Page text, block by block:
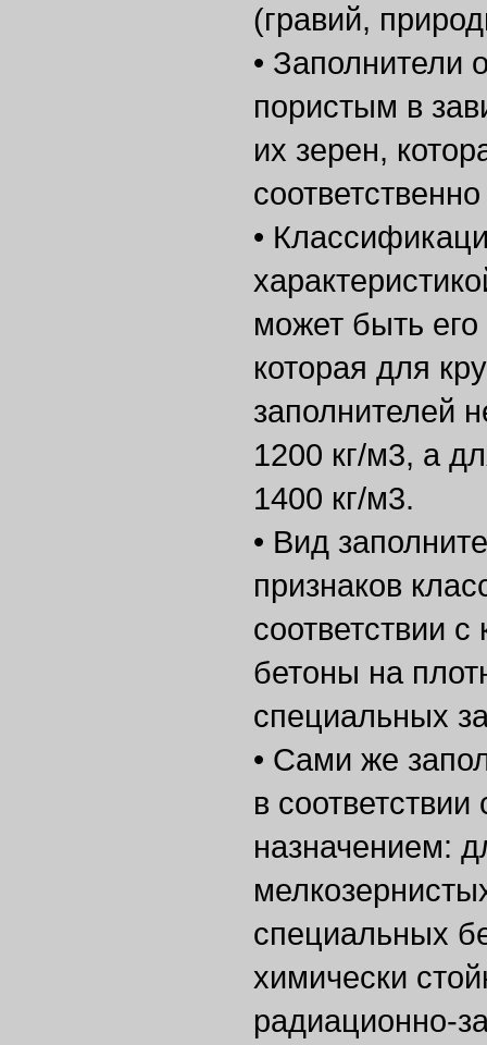
(гравий,
• Заполнители
пористым в
их зерен,
•
может быть
которая для
заполнителей
1200 кг/м3, а
1400 кг/м3.
• Вид
признаков
соответствии
бетоны на
специальных
• Сами же
в
назначением:
специальных
химически
радиационно-